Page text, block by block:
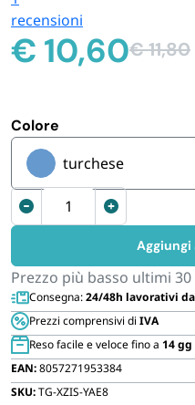
AVVOLGENTI E
FORNITURE
BIODEGRADABILE
recensioni
€11,80
Il
era:
€ 11,80.
€ 10,60
Il
è:
€ 10,60.
Colore
turchese
Set
4
in
plastica
Contenitore
per
alimenti
rotondo
-
Prezzo più basso ultimi
Consegna:24/48h lavorativi
Prezzi comprensivi di IVA
Reso facile e veloce fino a 14 gg
EAN:8057271953384
SKU:TG-XZIS-YAE8